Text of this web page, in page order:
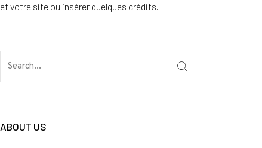
et votre site ou insérer quelques crédits.
ABOUT US